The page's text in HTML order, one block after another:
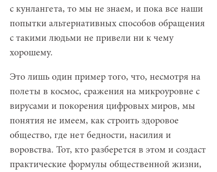
с кунлангета, то мы не знаем, и пока все наши
попытки альтернативных способов обращения
с такими людьми не привели ни к чему
хорошему.
Это лишь один пример того, что, несмотря на
полеты в космос, сражения на микроуровне с
вирусами и покорения цифровых миров, мы
понятия не имеем, как строить здоровое
общество, где нет бедности, насилия и
воровства. Тот, кто разберется в этом и создаст
практические формулы общественной жизни,